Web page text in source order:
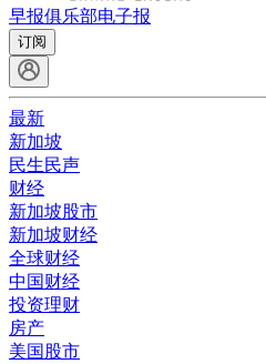
早报俱乐部电子报
订阅
最新
新加坡
民生民声
财经
新加坡股市
新加坡财经
全球财经
中国财经
投资理财
房产
美国股市